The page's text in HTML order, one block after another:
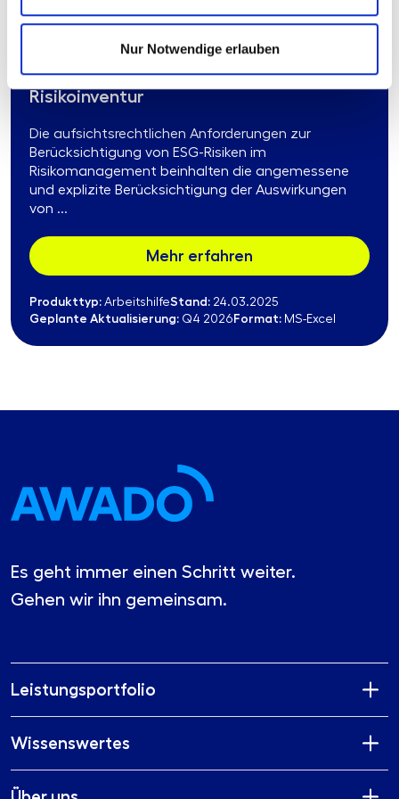
Nur Notwendige erlauben
AWADO Anwendung für die ESG-
Risikoinventur
Die aufsichtsrechtlichen Anforderungen zur
Berücksichtigung von ESG-Risiken im
Risikomanagement beinhalten die angemessene
und explizite Berücksichtigung der Auswirkungen
von ...
Mehr erfahren
Produkttyp: ArbeitshilfeStand: 24.03.2025
Geplante Aktualisierung: Q4 2026 Format: MS-Excel
Es geht immer einen Schritt weiter.
Gehen wir ihn gemeinsam.
Leistungsportfolio
Wissenswertes